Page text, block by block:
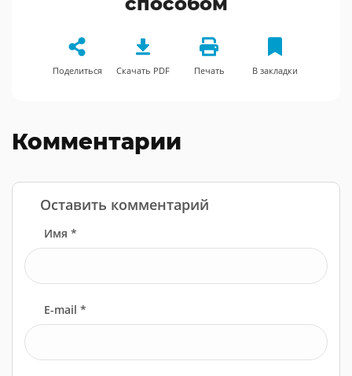
Поделиться Скачать PDF Печать В закладки
Комментарии
Оставить комментарий
Имя *
E-mail *